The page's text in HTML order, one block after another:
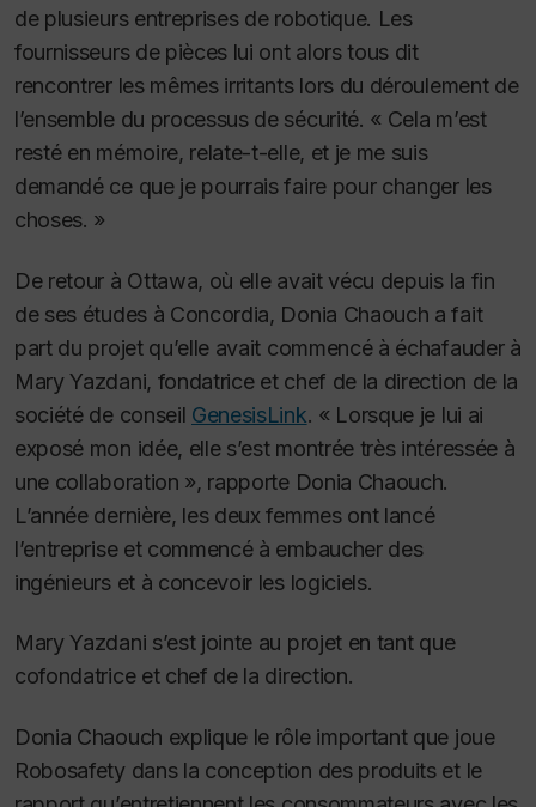
de plusieurs entreprises de robotique. Les
fournisseurs de pièces lui ont alors tous dit
rencontrer les mêmes irritants lors du déroulement de
l’ensemble du processus de sécurité. « Cela m’est
resté en mémoire, relate-t-elle, et je me suis
demandé ce que je pourrais faire pour changer les
choses. »
De retour à Ottawa, où elle avait vécu depuis la fin
de ses études à Concordia, Donia Chaouch a fait
part du projet qu’elle avait commencé à échafauder à
Mary Yazdani, fondatrice et chef de la direction de la
société de conseil GenesisLink. « Lorsque je lui ai
exposé mon idée, elle s’est montrée très intéressée à
une collaboration », rapporte Donia Chaouch.
L’année dernière, les deux femmes ont lancé
l’entreprise et commencé à embaucher des
ingénieurs et à concevoir les logiciels.
Mary Yazdani s’est jointe au projet en tant que
cofondatrice et chef de la direction.
Donia Chaouch explique le rôle important que joue
Robosafety dans la conception des produits et le